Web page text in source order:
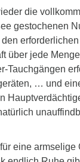
die
gestochenen
über jede
Tauchgängen
… und
eine armselige